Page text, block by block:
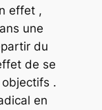
effet ,
une
du
de se
.
en